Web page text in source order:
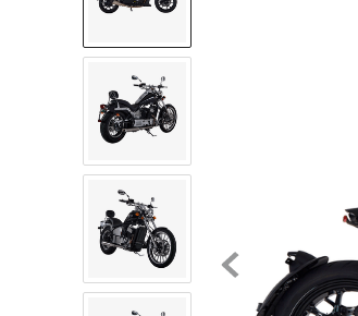
mochila
tenis niño